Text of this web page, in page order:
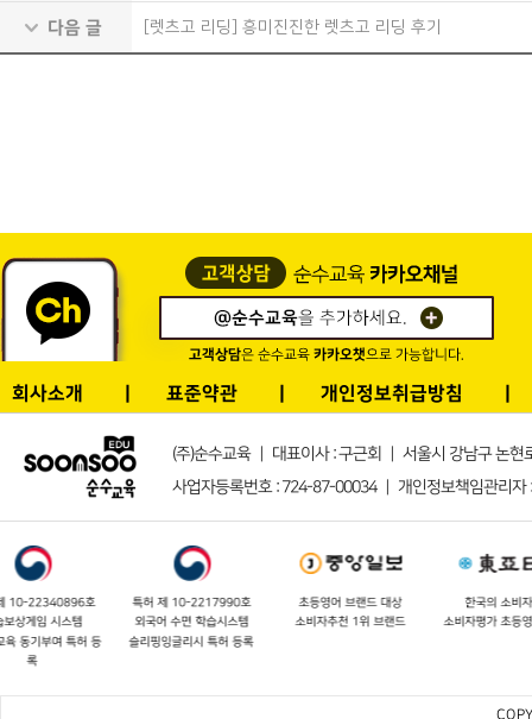
다음 글 [렛츠고 리딩] 흥미진진한 렛츠고 리딩 후기
회사소개 표준약관 개인정보취급방침
(주)순수교육 ｜ 대표이사 : 구근회 ｜ 서울시 강남구 논
사업자등록번호 : 724-87-00034 ｜ 개인정보책임관리
특허 제 10-2217990호
외국어 수면 학습시스템
슬리핑잉글리시 특허 등록
초등영어 브랜드 대상
소비자추천 1위 브랜드
한국의 소비자대상
소비자평가 초등영어브랜드
영어
우수